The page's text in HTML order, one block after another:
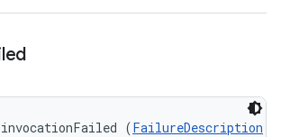
(FailureDescription